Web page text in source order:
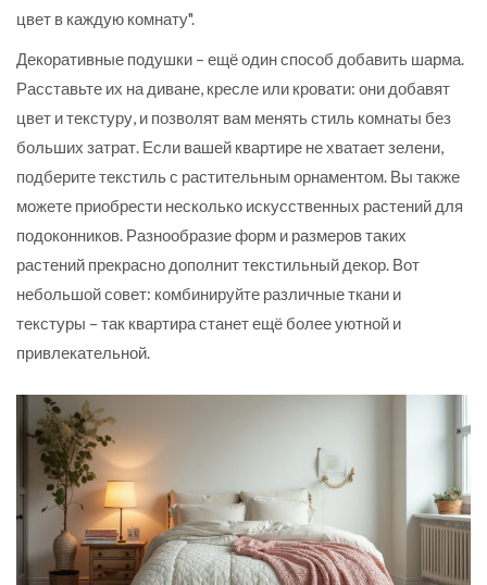
цвет в каждую комнату".
Декоративные подушки – ещё один способ добавить шарма.
Расставьте их на диване, кресле или кровати: они добавят
цвет и текстуру, и позволят вам менять стиль комнаты без
больших затрат. Если вашей квартире не хватает зелени,
подберите текстиль с растительным орнаментом. Вы также
можете приобрести несколько искусственных растений для
подоконников. Разнообразие форм и размеров таких
растений прекрасно дополнит текстильный декор. Вот
небольшой совет: комбинируйте различные ткани и
текстуры – так квартира станет ещё более уютной и
привлекательной.